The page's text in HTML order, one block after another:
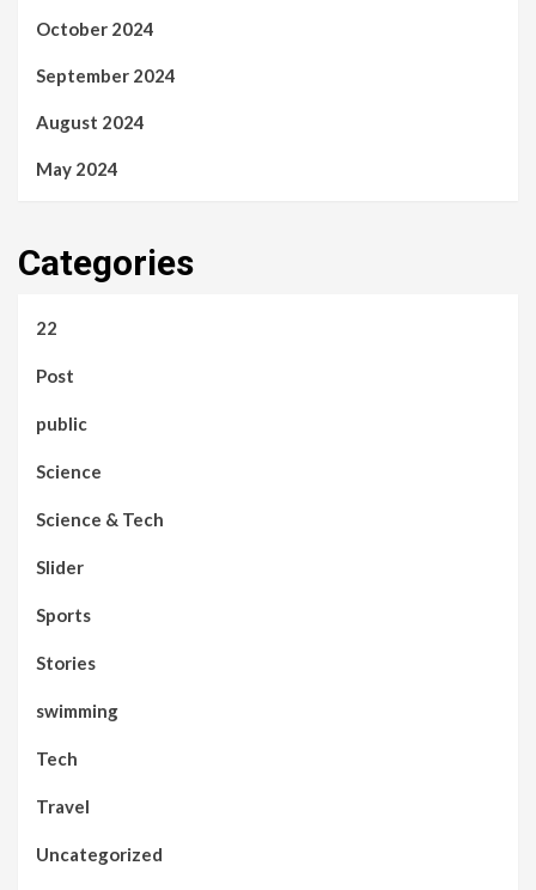
October 2024
September 2024
August 2024
May 2024
Categories
22
Post
public
Science
Science & Tech
Slider
Sports
Stories
swimming
Tech
Travel
Uncategorized